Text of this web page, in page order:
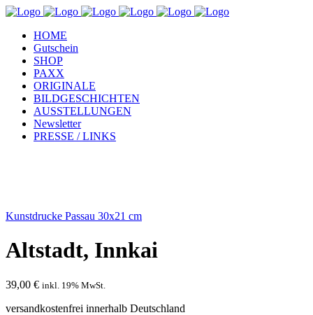
HOME
Gutschein
SHOP
PAXX
ORIGINALE
BILDGESCHICHTEN
AUSSTELLUNGEN
Newsletter
PRESSE / LINKS
Kunstdrucke Passau 30x21 cm
Altstadt, Innkai
39,00 € inkl. 19% MwSt.
versandkostenfrei innerhalb Deutschland